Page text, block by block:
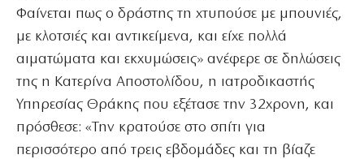
Φαίνεται πως ο δράστης τη χτυπούσε με μπουνιές,
με κλοτσιές και αντικείμενα, και είχε πολλά
αιματώματα και εκχυμώσεις» ανέφερε σε δηλώσεις
της η Κατερίνα Αποστολίδου, η ιατροδικαστής
Υπηρεσίας Θράκης που εξέτασε την 32χρονη, και
πρόσθεσε: «Την κρατούσε στο σπίτι για
περισσότερο από τρεις εβδομάδες και τη βίαζε